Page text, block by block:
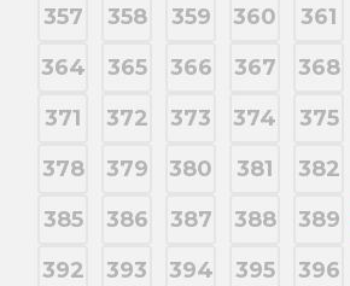
357
358 359 360 361
364
365 366 367 368
371
372 373 374 375
378
379 380 381 382
385
386 387 388 389
392
393 394 395 396